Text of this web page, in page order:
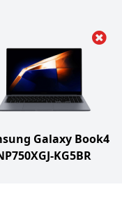
Galaxy Book4
KG5BR